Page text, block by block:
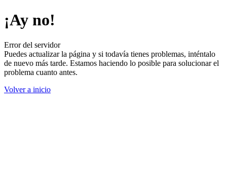
¡Ay no!
Error del servidor
Puedes actualizar la página y si todavía tienes problemas, inténtalo
de nuevo más tarde. Estamos haciendo lo posible para solucionar el
problema cuanto antes.
Volver a inicio